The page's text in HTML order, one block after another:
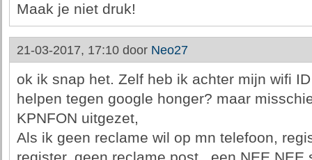
Maak je niet druk!
21-03-2017, 17:10 door Neo27
ok ik snap het. Zelf heb ik achter mijn wifi
helpen tegen google honger? maar
KPNFON uitgezet,
Als ik geen reclame wil op mn telefoon,